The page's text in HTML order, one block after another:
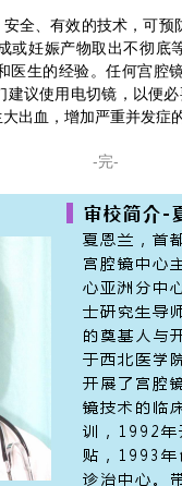
全、有效的技术，可
或妊娠产物取出不彻底
医生的经验。任何宫腔
议使用电切镜，以便
出血，增加严重并发症的
-完-